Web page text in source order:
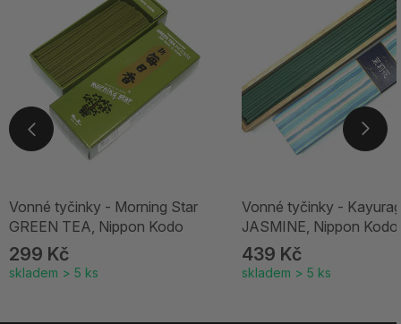
Vonné tyčinky - Morning Star
GREEN TEA, Nippon Kodo
299 Kč
skladem > 5 ks
Vonné tyčinky -
JASMINE, Nippon Kodo
439 Kč
skladem > 5 ks